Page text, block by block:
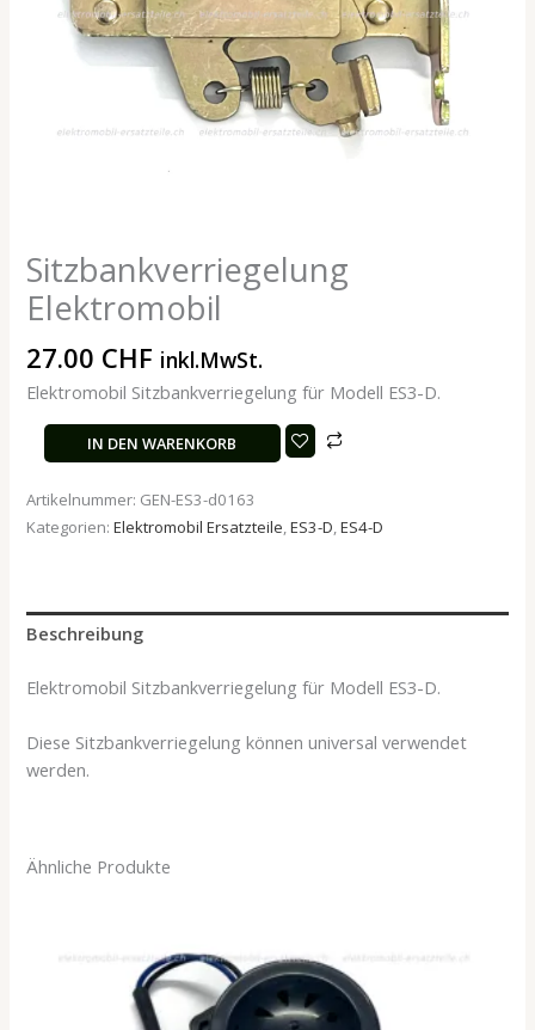
Sitzbankverriegelung
Elektromobil
27.00 CHF inkl.MwSt.
Elektromobil Sitzbankverriegelung für Modell ES3-D.
IN DEN WARENKORB
Artikelnummer: GEN-ES3-d0163
Kategorien:Elektromobil Ersatzteile,ES3-D,ES4-D
Beschreibung
Elektromobil Sitzbankverriegelung für Modell ES3-D.
Diese Sitzbankverriegelung können universal verwendet
werden.
Ähnliche Produkte